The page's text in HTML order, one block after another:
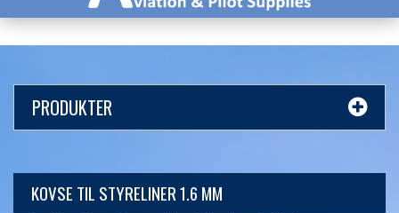
PRODUKTER
KOVSE TIL STYRELINER 1.6 MM